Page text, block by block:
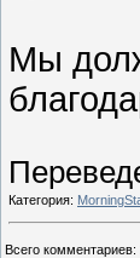
Мы
Категория:
Всего комментариев: